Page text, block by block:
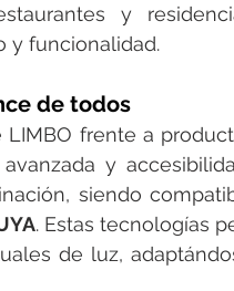
y
y funcionalidad.
de todos
frente a
y
siendo
. Estas tecnologías
de luz,